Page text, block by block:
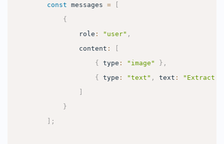
const messages =
{
                role
: "user" ,
                content
:
{
type : "image" } ,
{
type : "text" , text :
"Extract
}
;